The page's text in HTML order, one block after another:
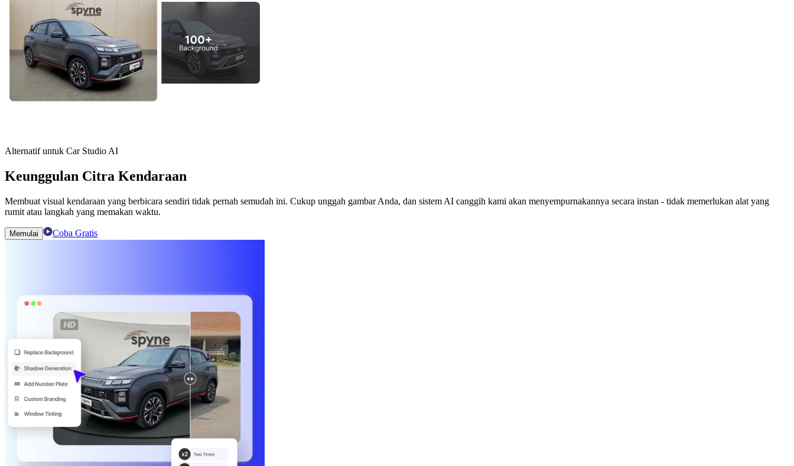
Alternatif untuk Car Studio AI
Keunggulan Citra Kendaraan
Membuat visual kendaraan yang berbicara sendiri tidak pernah semudah ini. Cukup unggah gambar Anda, dan sistem AI canggih kami akan menyempurnakannya secara instan - tidak memerlukan alat yang
rumit atau langkah yang memakan waktu.
Memulai Coba Gratis